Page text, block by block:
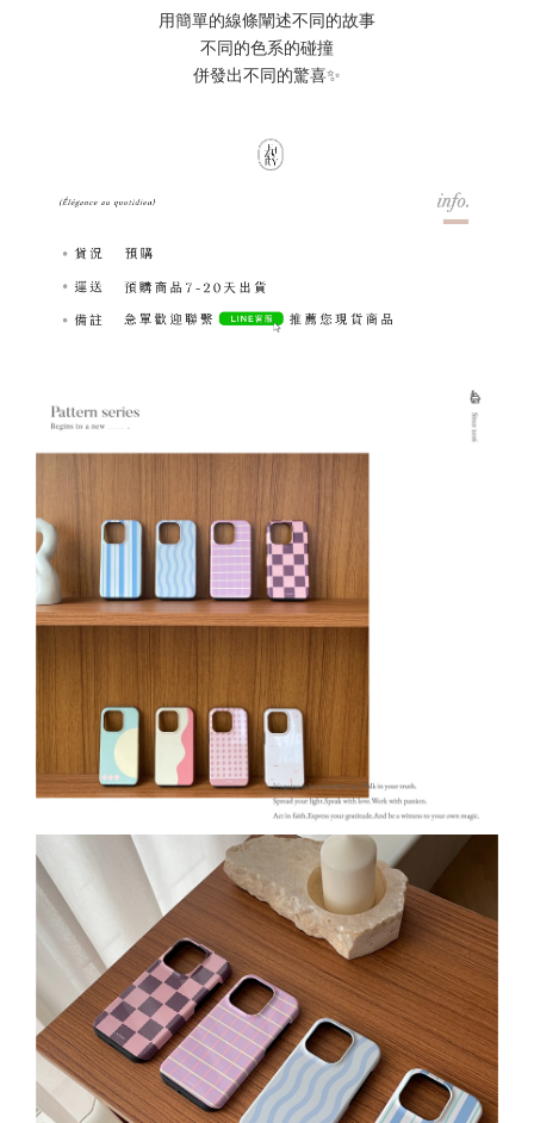
「獨家設計款」設計師
NT$ 189.00
NT$ 199.00
- +NT$ 189.00
NT$ 199.00
「獨家設計款」設
系列｜小眾法式
加購優惠｜擦拭布
「FITZORY原創」麂皮絨擦拭布
NT$ 15.00
NT$ 35.00
- +
加入購物車
加購優惠｜鋼化膜
用簡單的線條闡述不同的故事
不同的色系的碰撞
併發出不同的驚喜✨